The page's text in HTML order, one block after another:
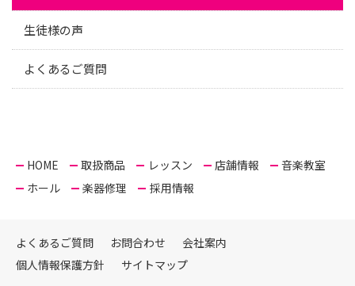
生徒様の声
よくあるご質問
HOME 取扱商品 レッスン 店舗情報
音楽教室
ホール
楽器修理 採用情報
よくあるご質問 お問合わせ
会社案内
個人情報保護方針
サイトマップ